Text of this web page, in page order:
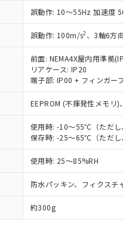
誤動作: 10～55Hz 加速度
誤動作: 100m/s2 、3軸6方向
前面: NEMA4X屋内用準拠
リアケース: IP20
端子部: IP00 + フィンガープ
EEPROM (不揮発性メモリ)、
使用時: -10～55℃（ただし、
保存時: -25～65℃（ただし、
使用時: 25～85%RH
防水パッキン、フィクスチャ
約300g
サイト上で当社にご
ストについて、当社
利用者が、当社の製
するお客様との取
範囲で利用すること
者とは、"個人情報
の「1.共同利
載されている法人を
ウンロード
ダウンロードするこ
）の非含有証明書
（当社基準）
で非含有を証明す
て非含有を証明する
タル酸エステル類４
了までの期間は出
在することから備考
おりました。
の在庫切替を完了
のことがない限
割愛しておりま
キャンセル